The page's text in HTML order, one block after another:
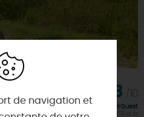
9,3
Note FairGuest
calculée sur 179 avis
de navigation et